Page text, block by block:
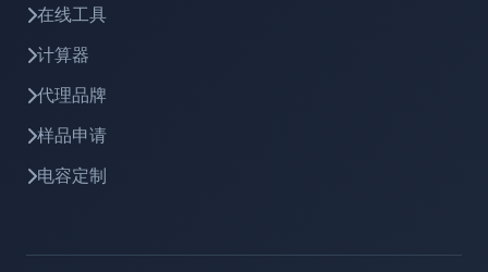
在线工具
计算器
代理品牌
样品申请
电容定制